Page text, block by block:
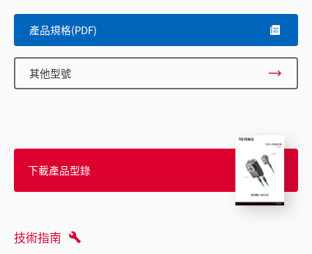
產品規格(PDF)
其他型號
下載產品型錄
技術指南